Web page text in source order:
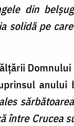
din
solidă pe
anului
între Crucea